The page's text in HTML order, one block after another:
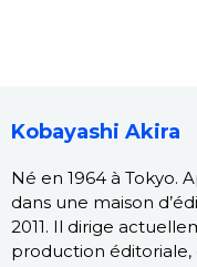
Kobayashi Akira
Né en 1964 à Tokyo.
dans une maison
2011. Il dirige
production